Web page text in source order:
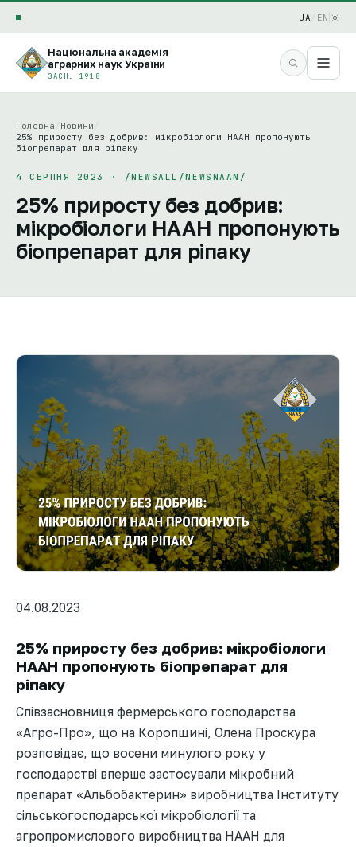
UA EN
Національна академія
аграрних наук України
ЗАСН. 1918
Головна Новини
25% приросту без добрив: мікробіологи НААН пропонують
біопрепарат для ріпаку
4 СЕРПНЯ 2023 · /NEWSALL/NEWSNAAN/
25% приросту без добрив:
мікробіологи НААН пропонують
біопрепарат для ріпаку
04.08.2023
25% приросту без добрив: мікробіологи
НААН пропонують біопрепарат для
ріпаку
Співзасновниця фермерського господарства
«Агро-Про», що на Коропщині, Олена Проскура
розповідає, що восени минулого року у
господарстві вперше застосували мікробний
препарат «Альбобактерин» виробництва Інституту
сільськогосподарської мікробіології та
агропромислового виробництва НААН для